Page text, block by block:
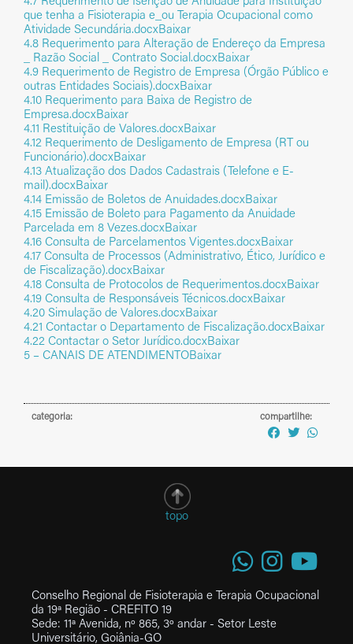
que tenha a Fisioterapia e_ou Terapia Ocupacional como
Atividade Secundária.docxBaixar
4.8 Requerimento para Alteração de Endereço da Empresa
_ Razão Social _ Contrato Social.docxBaixar
4.9 Requerimento de Registro de Empresa (Órgão Público e
outras Entidades Sociais).docxBaixar
4.10 Requerimento para Baixa de Registro de
Empresa.docxBaixar
4.11 Restituição de Valores.docxBaixar
4.12 Requerimento de Desligamento de Empresa (RT ou
Funcionário).docxBaixar
4.13 Atualização dos Dados Cadastrais (Telefone e E-
mail).docxBaixar
4.14 Emissão de Boletos de Anuidades.docxBaixar
4.15 Emissão de Boleto para Pagamento da Anuidade
Parcelada em 8 Vezes.docxBaixar
4.16 Consulta de Parcelamentos Vigentes.docxBaixar
4.17 Consulta de Processos (Administrativo, Ético, Jurídico e
de Fiscalização).docxBaixar
4.18 Consulta de Protocolos de Requerimentos.docxBaixar
4.19 Consulta de Responsáveis Técnicos.docxBaixar
4.20 Simulação de Valores.docxBaixar
4.21 Contactar o Departamento de Fiscalização.docxBaixar
4.22 Contactar o Setor Jurídico.docxBaixar
5 – CANAIS DE ATENDIMENTOBaixar
categoria: compartilhe:
topo
Conselho Regional de Fisioterapia e Terapia Ocupacional
da 19ª Região - CREFITO 19
Sede: 11ª Avenida, nº 865, 3º andar - Setor Leste
Universitário, Goiânia-GO